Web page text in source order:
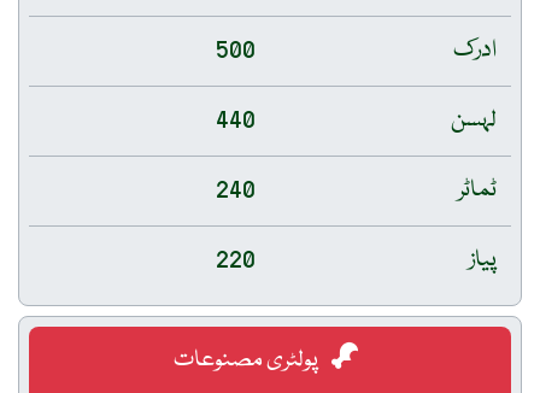
ادرک
500
لہسن
440
ٹماٹر
240
پیاز
220
پولٹری مصنوعات